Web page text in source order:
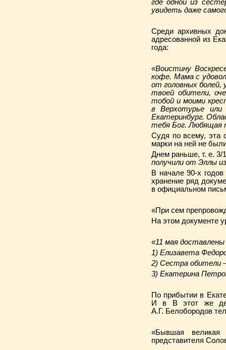
где одной из
увидеть даже
Среди архивных
адресованной из
года:
«Воистину
кофе. Мама с
от головных болей,
твоей обители,
тобой и моими
в Верхотурье или
Екатеринбург.
тебя Бог. Любящая
Судя по всему, эта
марки на ней не
Днем раньше, т. е. 3/
получили от Эллы
В начале 90-х
хранение ряд
в официальном
«При сем
На этом документе
«11 мая
1) Елизавета
2) Сестра обители
3) Екатерина
По прибытии в
И в В этот же
А.Г. Белобородов
«Бывшая великая
представителя